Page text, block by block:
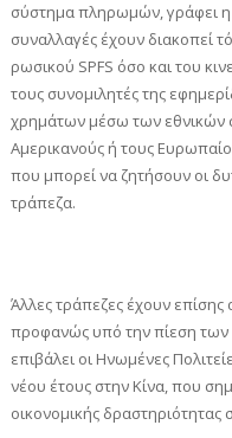
σύστημα πληρωμών, γράφει η
συναλλαγές έχουν διακοπεί
ρωσικού SPFS όσο και του
τους συνομιλητές της
χρημάτων μέσω των εθνικών
Αμερικανούς ή τους
που μπορεί να ζητήσουν οι
τράπεζα.
Άλλες τράπεζες έχουν
προφανώς υπό την πίεση
επιβάλει οι Ηνωμένες
νέου έτους στην Κίνα, που
οικονομικής δραστηριότητας